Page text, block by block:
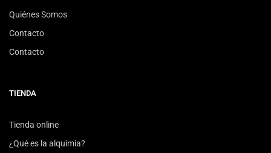
Quiénes Somos
Contacto
Contacto
TIENDA
Tienda online
¿Qué es la alquimia?